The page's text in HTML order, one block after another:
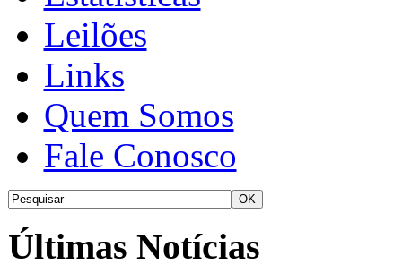
Leilões
Links
Quem Somos
Fale Conosco
Últimas Notícias